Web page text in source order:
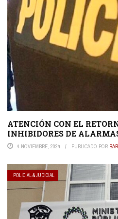
ATENCIÓN CON EL
INHIBIDORES DE
4 NOVIEMBRE, 2024 PUBLICADO POR
POLICIAL & JUDICIAL